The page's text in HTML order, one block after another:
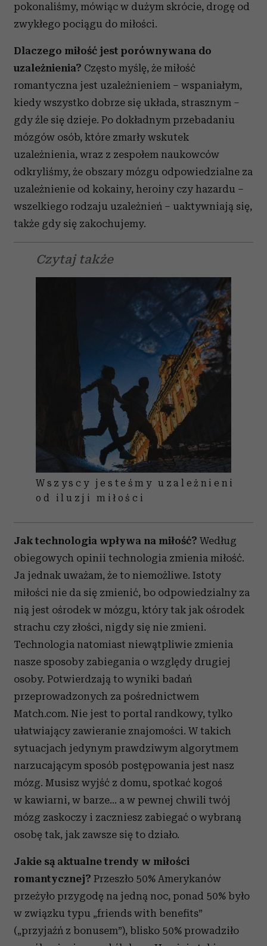
pokonaliśmy, mówiąc w dużym skrócie, drogę od
zwykłego pociągu do miłości.
Dlaczego miłość jest porównywana do
uzależnienia? Często myślę, że miłość
romantyczna jest uzależnieniem – wspaniałym,
kiedy wszystko dobrze się układa, strasznym –
gdy źle się dzieje. Po dokładnym przebadaniu
mózgów osób, które zmarły wskutek
uzależnienia, wraz z zespołem naukowców
odkryliśmy, że obszary mózgu odpowiedzialne za
uzależnienie od kokainy, heroiny czy hazardu –
wszelkiego rodzaju uzależnień – uaktywniają się,
także gdy się zakochujemy.
Czytaj także
Wszyscy jesteśmy uzależnieni
od iluzji miłości
Jak technologia wpływa na miłość? Według
obiegowych opinii technologia zmienia miłość.
Ja jednak uważam, że to niemożliwe. Istoty
miłości nie da się zmienić, bo odpowiedzialny za
nią jest ośrodek w mózgu, który tak jak ośrodek
strachu czy złości, nigdy się nie zmieni.
Technologia natomiast niewątpliwie zmienia
nasze sposoby zabiegania o względy drugiej
osoby. Potwierdzają to wyniki badań
przeprowadzonych za pośrednictwem
Match.com. Nie jest to portal randkowy, tylko
ułatwiający zawieranie znajomości. W takich
sytuacjach jedynym prawdziwym algorytmem
narzucającym sposób postępowania jest nasz
mózg. Musisz wyjść z domu, spotkać kogoś
w kawiarni, w barze… a w pewnej chwili twój
mózg zaskoczy i zaczniesz zabiegać o wybraną
osobę tak, jak zawsze się to działo.
Jakie są aktualne trendy w miłości
romantycznej? Przeszło 50% Amerykanów
przeżyło przygodę na jedną noc, ponad 50% było
w związku typu „friends with benefits”
(„przyjaźń z bonusem”), blisko 50% prowadziło